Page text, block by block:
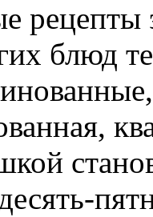
рецепты
блюд